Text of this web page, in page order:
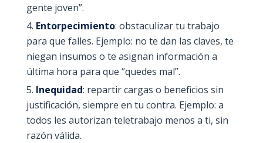
gente joven”.
Entorpecimiento: obstaculizar tu trabajo
para que falles. Ejemplo: no te dan las claves, te
niegan insumos o te asignan información a
última hora para que “quedes mal”.
Inequidad: repartir cargas o beneficios sin
justificación, siempre en tu contra. Ejemplo: a
todos les autorizan teletrabajo menos a ti, sin
razón válida.